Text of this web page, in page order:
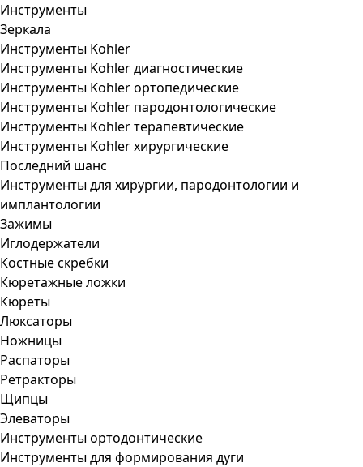
Инструменты
Зеркала
Инструменты Kohler
Инструменты Kohler диагностические
Инструменты Kohler ортопедические
Инструменты Kohler пародонтологические
Инструменты Kohler терапевтические
Инструменты Kohler хирургические
Последний шанс
Инструменты для хирургии, пародонтологии и
имплантологии
Зажимы
Иглодержатели
Костные скребки
Кюретажные ложки
Кюреты
Люксаторы
Ножницы
Распаторы
Ретракторы
Щипцы
Элеваторы
Инструменты ортодонтические
Инструменты для формирования дуги